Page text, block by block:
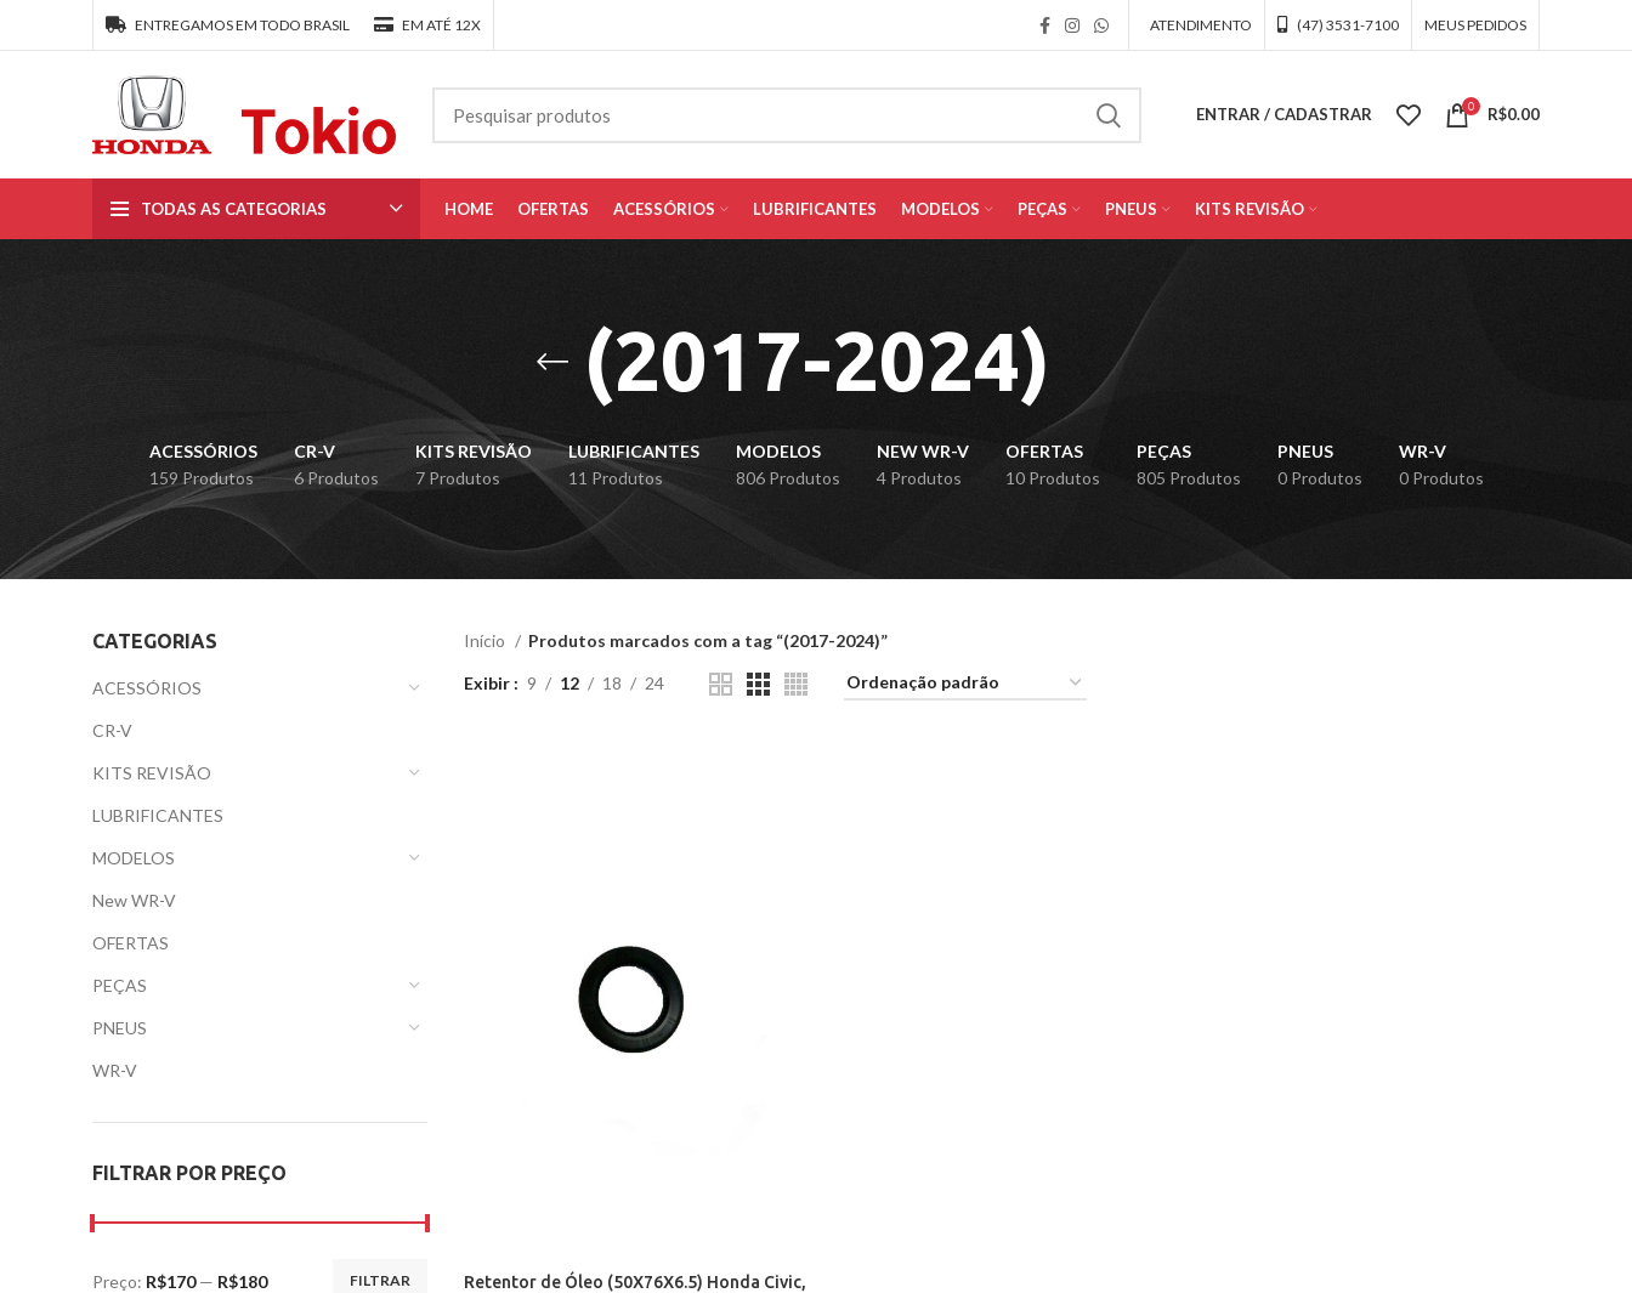
ENTREGAMOS EM TODO BRASIL EM ATÉ 12X ATENDIMENTO (47) 3531-7100 MEUS PEDIDOS
ENTRAR / CADASTRAR 0 R$0.00
TODAS AS CATEGORIAS HOME OFERTAS ACESSÓRIOS LUBRIFICANTES MODELOS PEÇAS PNEUS KITS REVISÃO
(2017-2024)
ACESSÓRIOS
159 Produtos
CR-V
6 Produtos
KITS REVISÃO
7 Produtos
LUBRIFICANTES
11 Produtos
MODELOS
806 Produtos
NEW WR-V
4 Produtos
OFERTAS
10 Produtos
PEÇAS
805 Produtos
PNEUS
0 Produtos
WR-V
0 Produtos
CATEGORIAS
ACESSÓRIOS
CR-V
KITS REVISÃO
LUBRIFICANTES
MODELOS
New WR-V
OFERTAS
PEÇAS
PNEUS
WR-V
FILTRAR POR PREÇO
FILTRAR
Preço: R$170— R$180
Início Produtos marcados com a tag “(2017-2024)”
Exibir 9 12 18 24
Retentor de Óleo (50X76X6.5) Honda Civic,